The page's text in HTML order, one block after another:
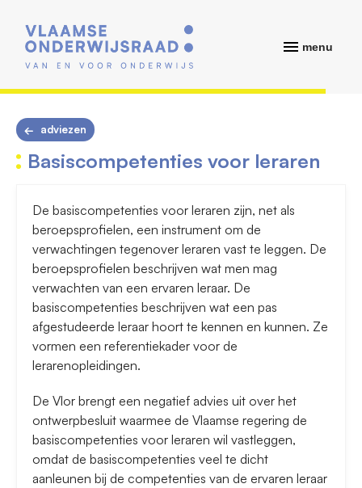
menu
adviezen
Basiscompetenties voor leraren
De basiscompetenties voor leraren zijn, net als
beroepsprofielen, een instrument om de
verwachtingen tegenover leraren vast te leggen. De
beroepsprofielen beschrijven wat men mag
verwachten van een ervaren leraar. De
basiscompetenties beschrijven wat een pas
afgestudeerde leraar hoort te kennen en kunnen. Ze
vormen een referentiekader voor de
lerarenopleidingen.
De Vlor brengt een negatief advies uit over het
ontwerpbesluit waarmee de Vlaamse regering de
basiscompetenties voor leraren wil vastleggen,
omdat de basiscompetenties veel te dicht
aanleunen bij de competenties van de ervaren leraar